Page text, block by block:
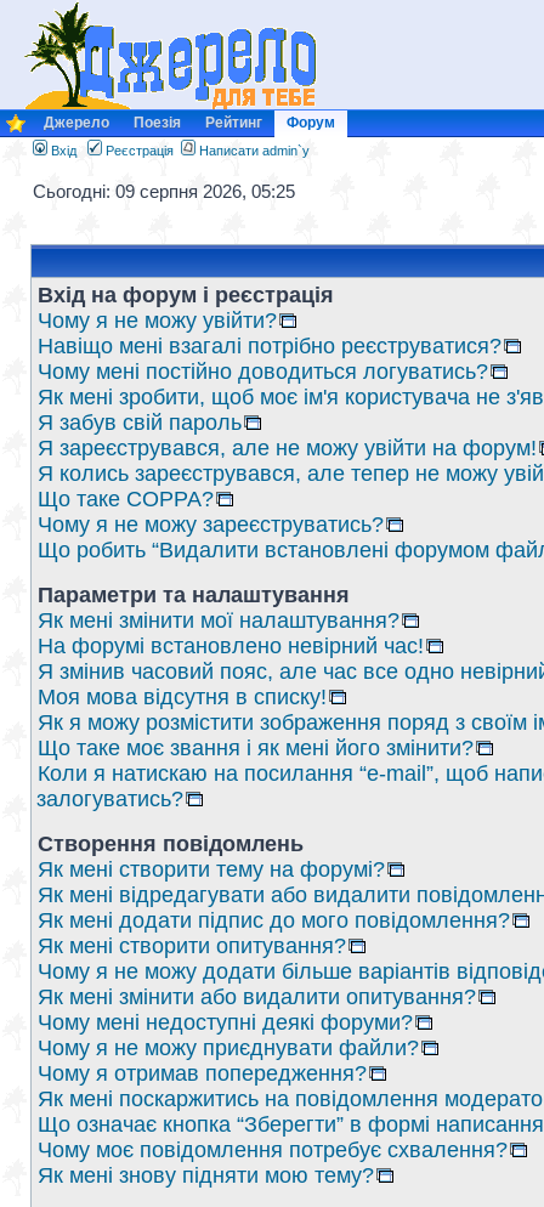
Джерело Поезія Рейтинг Форум
Вхід Реєстрація Написати admin`у
Сьогодні: 09 серпня 2026, 05:25
Вхід на форум і реєстрація
Чому я не можу увійти?
Навіщо мені взагалі потрібно реєструватися?
Чому мені постійно доводиться логуватись?
Як мені зробити, щоб моє ім'я користувача не
Я забув свій пароль
Я зареєструвався, але не можу увійти на форум!
Я колись зареєструвався, але тепер не можу
Що таке COPPA?
Чому я не можу зареєструватись?
Що робить “Видалити встановлені форумом
Параметри та налаштування
Як мені змінити мої налаштування?
На форумі встановлено невірний час!
Я змінив часовий пояс, але час все одно
Моя мова відсутня в списку!
Як я можу розмістити зображення поряд з своїм
Що таке моє звання і як мені його змінити?
Коли я натискаю на посилання “e-mail”, щоб
залогуватись?
Створення повідомлень
Як мені створити тему на форумі?
Як мені відредагувати або видалити
Як мені додати підпис до мого повідомлення?
Як мені створити опитування?
Чому я не можу додати більше варіантів
Як мені змінити або видалити опитування?
Чому мені недоступні деякі форуми?
Чому я не можу приєднувати файли?
Чому я отримав попередження?
Як мені поскаржитись на повідомлення
Що означає кнопка “Зберегти” в формі
Чому моє повідомлення потребує схвалення?
Як мені знову підняти мою тему?